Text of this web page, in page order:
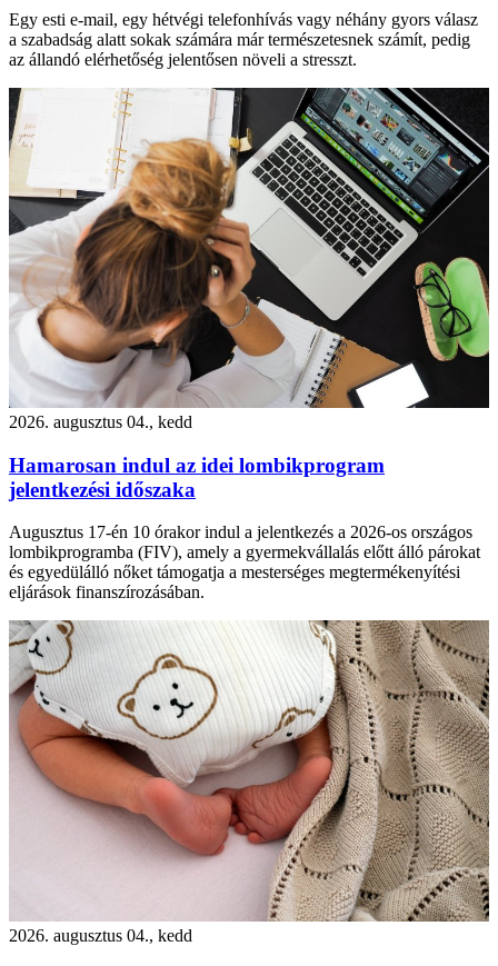
Egy esti e-mail, egy hétvégi telefonhívás vagy néhány gyors válasz
a szabadság alatt sokak számára már természetesnek számít, pedig
az állandó elérhetőség jelentősen növeli a stresszt.
2026. augusztus 04., kedd
Hamarosan indul az idei lombikprogram
jelentkezési időszaka
Augusztus 17-én 10 órakor indul a jelentkezés a 2026-os országos
lombikprogramba (FIV), amely a gyermekvállalás előtt álló párokat
és egyedülálló nőket támogatja a mesterséges megtermékenyítési
eljárások finanszírozásában.
2026. augusztus 04., kedd